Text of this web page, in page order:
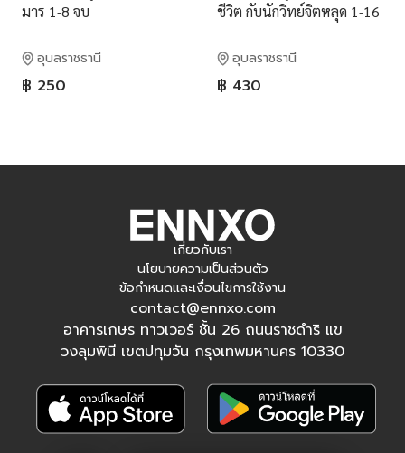
มาร 1-8 จบ
อุบลราชธานี
฿ 250
ชีวิต กับนักวิทย์จิตหลุด 1-16
อุบลราชธานี
฿ 430
เกี่ยวกับเรา
นโยบายความเป็นส่วนตัว
ข้อกำหนดและเงื่อนไขการใช้งาน
contact@ennxo.com
อาคารเกษร ทาวเวอร์ ชั้น 26 ถนนราชดำริ แข
วงลุมพินี เขตปทุมวัน กรุงเทพมหานคร 10330